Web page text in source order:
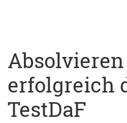
Absolvieren
erfolgreich
TestDaF